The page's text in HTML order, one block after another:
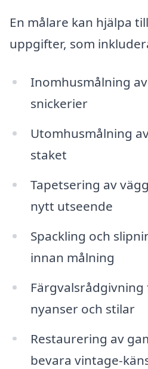
En målare kan hjälpa
uppgifter, som
Inomhusmålning
snickerier
Utomhusmålning
staket
Tapetsering av
nytt utseende
Spackling och
innan målning
nyanser och stilar
Restaurering av
bevara vintage-